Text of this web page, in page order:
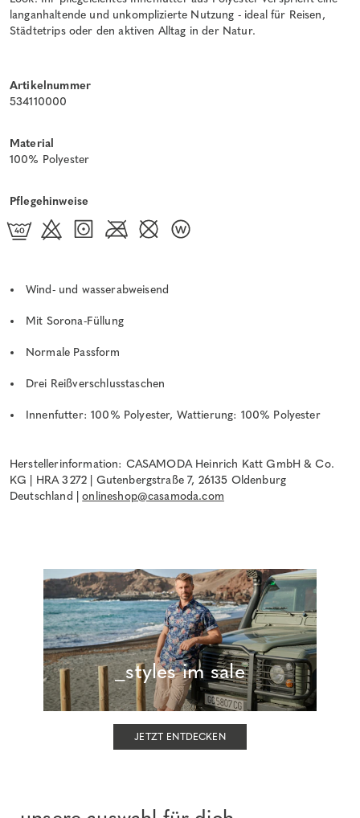
langanhaltende und unkomplizierte Nutzung - ideal für Reisen,
Städtetrips oder den aktiven Alltag in der Natur.
Artikelnummer
534110000
Material
100% Polyester
Pflegehinweise
Wind- und wasserabweisend
Mit Sorona-Füllung
Normale Passform
Drei Reißverschlusstaschen
Innenfutter: 100% Polyester, Wattierung: 100% Polyester
Herstellerinformation: CASAMODA Heinrich Katt GmbH & Co.
KG | HRA 3272 | Gutenbergstraße 7, 26135 Oldenburg
Deutschland |onlineshop@casamoda.com
_styles im sale
JETZT ENTDECKEN